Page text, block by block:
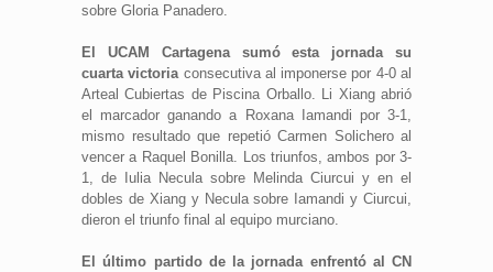
sobre Gloria Panadero.
El UCAM Cartagena sumó esta jornada su
cuarta victoria consecutiva al imponerse por 4-0 al
Arteal Cubiertas de Piscina Orballo. Li Xiang abrió
el marcador ganando a Roxana Iamandi por 3-1,
mismo resultado que repetió Carmen Solichero al
vencer a Raquel Bonilla. Los triunfos, ambos por 3-
1, de Iulia Necula sobre Melinda Ciurcui y en el
dobles de Xiang y Necula sobre Iamandi y Ciurcui,
dieron el triunfo final al equipo murciano.
El último partido de la jornada enfrentó al CN